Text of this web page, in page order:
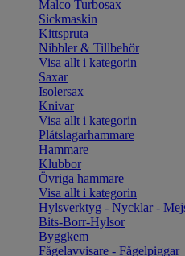
Malco Turbosax
Sickmaskin
Kittspruta
Nibbler & Tillbehör
Visa allt i kategorin
Saxar
Isolersax
Knivar
Visa allt i kategorin
Plåtslagarhammare
Hammare
Klubbor
Övriga hammare
Visa allt i kategorin
Hylsverktyg - Nycklar -
Bits-Borr-Hylsor
Byggkem
Fågelavvisare - Fågelpiggar